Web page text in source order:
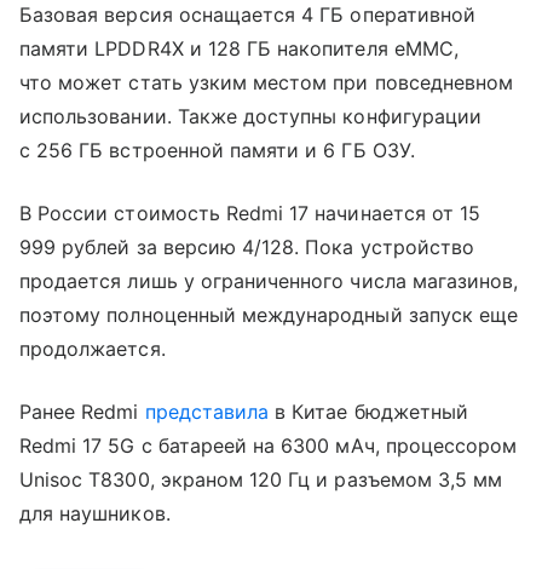
Базовая версия оснащается 4 ГБ оперативной
памяти LPDDR4X и 128 ГБ накопителя eMMC,
что может стать узким местом при повседневном
использовании. Также доступны конфигурации
с 256 ГБ встроенной памяти и 6 ГБ ОЗУ.
В России стоимость Redmi 17 начинается от 15
999 рублей за версию 4/128. Пока устройство
продается лишь у ограниченного числа магазинов,
поэтому полноценный международный запуск еще
продолжается.
Ранее Redmi представила в Китае бюджетный
Redmi 17 5G с батареей на 6300 мАч, процессором
Unisoc T8300, экраном 120 Гц и разъемом 3,5 мм
для наушников.